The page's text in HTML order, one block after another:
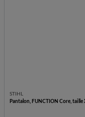
STIHL
Pantalon, FUNCTION Core, taille